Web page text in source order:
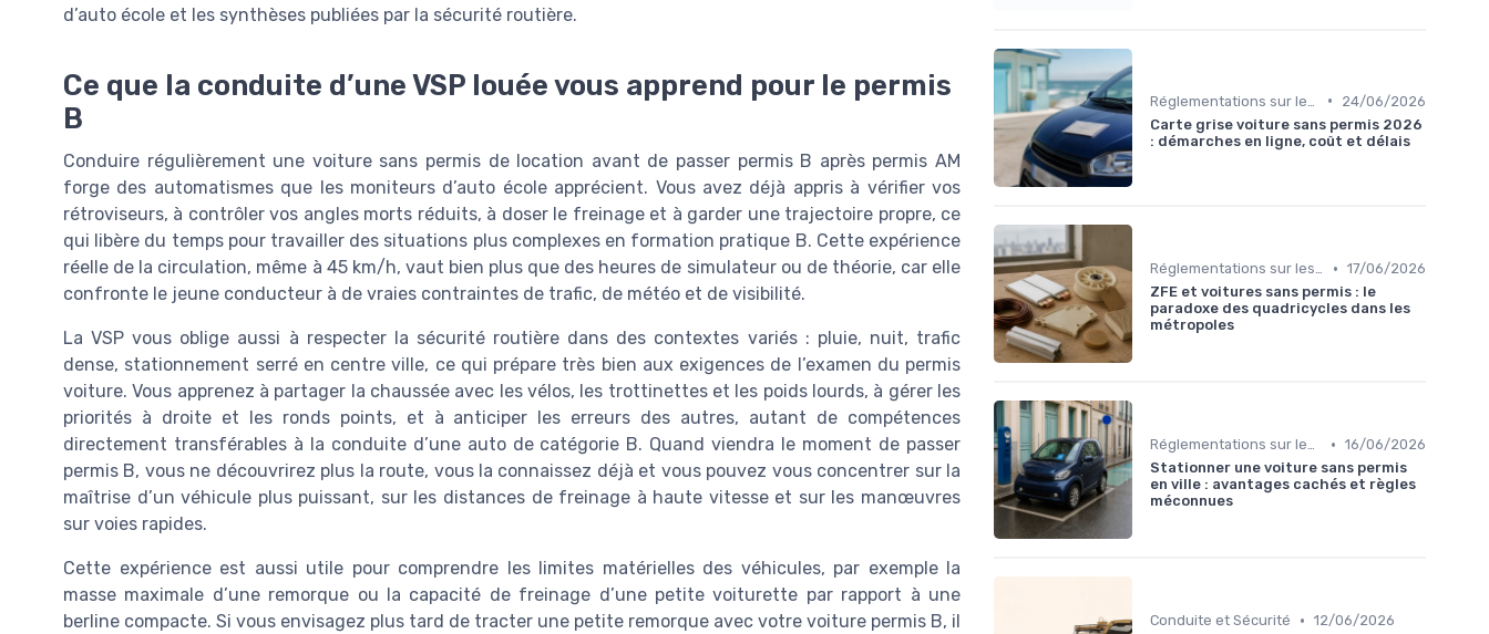
d’auto école et les synthèses publiées par la sécurité routière.
Ce que la conduite d’une VSP louée vous apprend pour le permis
B
Conduire régulièrement une voiture sans permis de location avant de passer permis B après permis AM
forge des automatismes que les moniteurs d’auto école apprécient. Vous avez déjà appris à vérifier vos
rétroviseurs, à contrôler vos angles morts réduits, à doser le freinage et à garder une trajectoire propre, ce
qui libère du temps pour travailler des situations plus complexes en formation pratique B. Cette expérience
réelle de la circulation, même à 45 km/h, vaut bien plus que des heures de simulateur ou de théorie, car elle
confronte le jeune conducteur à de vraies contraintes de trafic, de météo et de visibilité.
La VSP vous oblige aussi à respecter la sécurité routière dans des contextes variés : pluie, nuit, trafic
dense, stationnement serré en centre ville, ce qui prépare très bien aux exigences de l’examen du permis
voiture. Vous apprenez à partager la chaussée avec les vélos, les trottinettes et les poids lourds, à gérer les
priorités à droite et les ronds points, et à anticiper les erreurs des autres, autant de compétences
directement transférables à la conduite d’une auto de catégorie B. Quand viendra le moment de passer
permis B, vous ne découvrirez plus la route, vous la connaissez déjà et vous pouvez vous concentrer sur la
maîtrise d’un véhicule plus puissant, sur les distances de freinage à haute vitesse et sur les manœuvres
sur voies rapides.
Cette expérience est aussi utile pour comprendre les limites matérielles des véhicules, par exemple la
masse maximale d’une remorque ou la capacité de freinage d’une petite voiturette par rapport à une
berline compacte. Si vous envisagez plus tard de tracter une petite remorque avec votre voiture permis B, il
•
24/06/2026
Carte grise voiture sans permis 2026
: démarches en ligne, coût et délais
Réglementations sur les Véhicules sans Permis • 17/06/2026
ZFE et voitures sans permis : le
paradoxe des quadricycles dans les
métropoles
Réglementations sur les Véhicules sans Permis • 16/06/2026
Stationner une voiture sans permis
en ville : avantages cachés et règles
méconnues
Conduite et Sécurité • 12/06/2026